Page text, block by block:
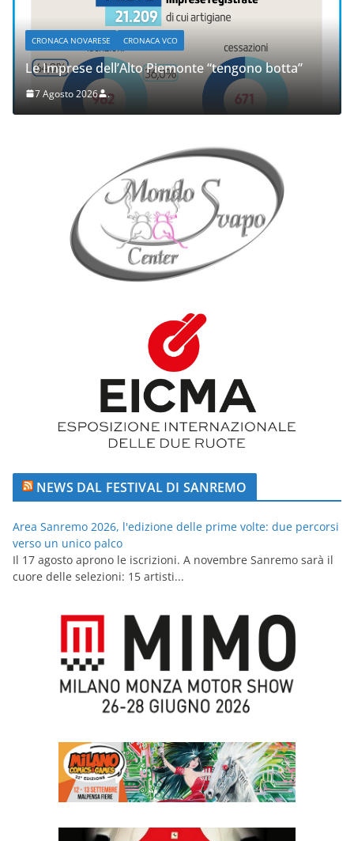
CRONACA NOVARESE CRONACA VCO
Le Imprese dell’Alto Piemonte “tengono botta”
7 Agosto 2026 .
NEWS DAL FESTIVAL DI SANREMO
Area Sanremo 2026, l'edizione delle prime volte: due percorsi
verso un unico palco
Il 17 agosto aprono le iscrizioni. A novembre Sanremo sarà il
cuore delle selezioni: 15 artisti...